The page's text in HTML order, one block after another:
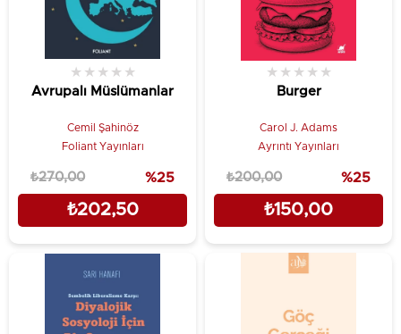
Avrupalı Müslümanlar
★ ★ ★ ★ ★
Cemil Şahinöz
Foliant Yayınları
₺202,50
₺270,00 %25
Burger
★ ★ ★ ★ ★
Carol J. Adams
Ayrıntı Yayınları
₺150,00
₺200,00 %25